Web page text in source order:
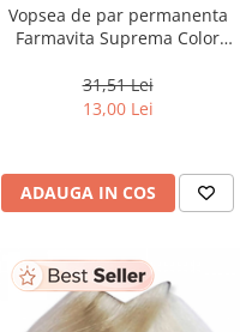
Vopsea de par permanenta
Farmavita Suprema Color
31,51 Lei
13,00 Lei
ADAUGA IN COS